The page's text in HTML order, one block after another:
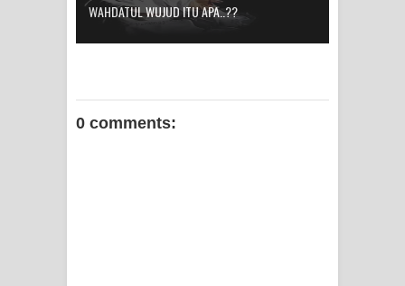
WAHDATUL WUJUD ITU APA..??
0 comments: